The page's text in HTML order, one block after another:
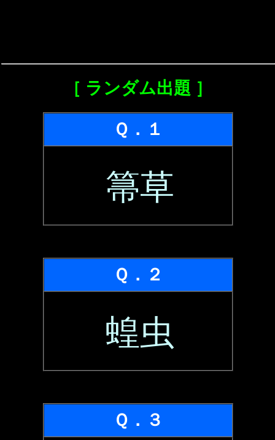
［ ランダム出題 ］
Ｑ．１
箒草
Ｑ．２
蝗虫
Ｑ．３